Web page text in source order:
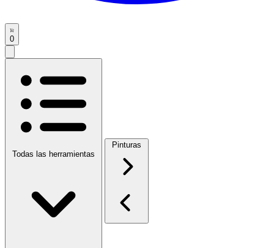
0
Todas las herramientas
Pinturas